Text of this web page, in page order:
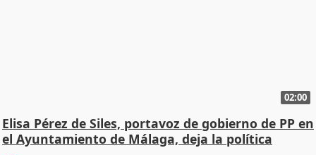
02:00
Elisa Pérez de Siles, portavoz de gobierno de PP en
el Ayuntamiento de Málaga, deja la política